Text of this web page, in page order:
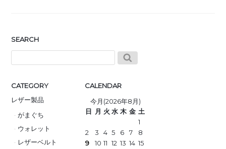
SEARCH
CATEGORY
レザー製品
がまぐち
ウォレット
レザーベルト
CALENDAR
今月(2026年8月)
日 月 火 水 木 金 土
1
2
3 4 5 6 7
8
9
10 11 12 13 14 15